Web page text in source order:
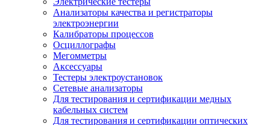
Анализаторы качества и регистраторы
электроэнергии
Калибраторы процессов
Осциллографы
Мегомметры
Аксессуары
Тестеры электроустановок
Сетевые анализаторы
Для тестирования и сертификации медных
кабельных систем
Для тестирования и сертификации оптических